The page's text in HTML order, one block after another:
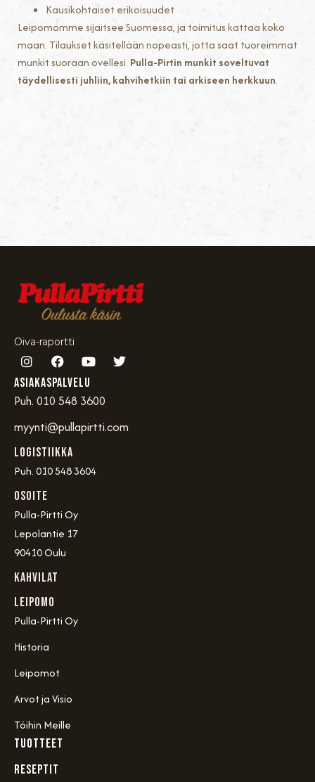
Kausikohtaiset erikoisuudet
Leipomomme sijaitsee Suomessa, ja toimitus kattaa koko
maan. Tilaukset käsitellään nopeasti, jotta saat tuoreimmat
munkit suoraan ovellesi. Pulla-Pirtin munkit soveltuvat
täydellisesti juhliin, kahvihetkiin tai arkiseen herkkuun.
Oiva-raportti
Asiakaspalvelu
Puh. 010 548 3600
myynti@pullapirtti.com
Logistiikka
Puh. 010 548 3604
OSOITE
Pulla-Pirtti Oy
Lepolantie 17
90410 Oulu
Kahvilat
Leipomo
Pulla-Pirtti Oy
Historia
Leipomot
Arvot ja Visio
Töihin Meille
TUOTTEET
RESEPTIT